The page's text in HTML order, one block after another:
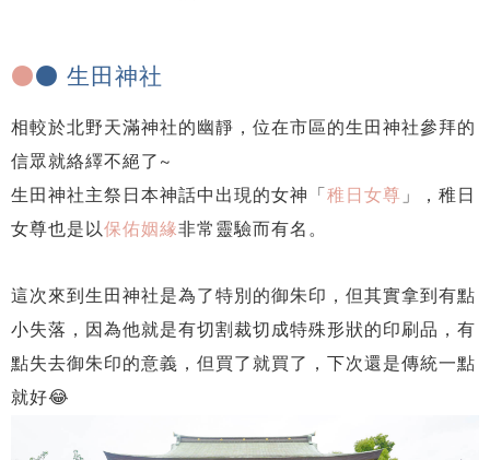
●● 生田神社
相較於北野天滿神社的幽靜，位在市區的生田神社參拜的
信眾就絡繹不絕了~
生田神社主祭日本神話中出現的女神「 稚日女尊 」，稚日
女尊也是以保佑姻緣非常靈驗而有名。
這次來到生田神社是為了特別的御朱印，但其實拿到有點
小失落，因為他就是有切割裁切成特殊形狀的印刷品，有
點失去御朱印的意義，但買了就買了，下次還是傳統一點
就好😂